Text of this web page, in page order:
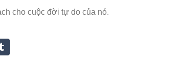
cho cuộc đời tự do của nó.